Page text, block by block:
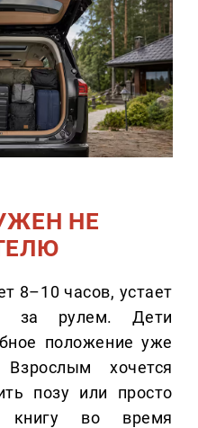
НЕ
8–10 часов, устает
за рулем. Дети
положение уже
хочется
позу или просто
книгу во время